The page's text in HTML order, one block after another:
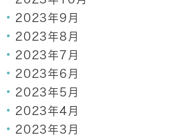
2023年9月
2023年8月
2023年7月
2023年6月
2023年5月
2023年4月
2023年3月